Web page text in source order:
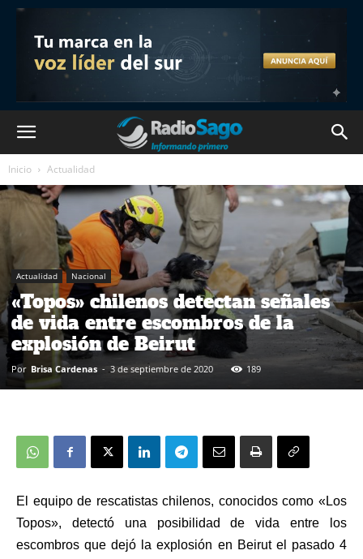
Inicio Actualidad
Actualidad Nacional
«Topos» chilenos detectan señales
de vida entre escombros de la
explosión de Beirut
Por Brisa Cardenas - 3 de septiembre de 2020 189
El equipo de rescatistas chilenos, conocidos como «Los
Topos», detectó una posibilidad de vida entre los
escombros que dejó la explosión en Beirut el pasado 4